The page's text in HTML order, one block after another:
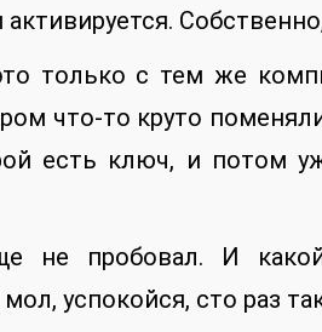
только с тем же
что-то круто
есть ключ, и потом
не пробовал. И
успокойся, сто раз